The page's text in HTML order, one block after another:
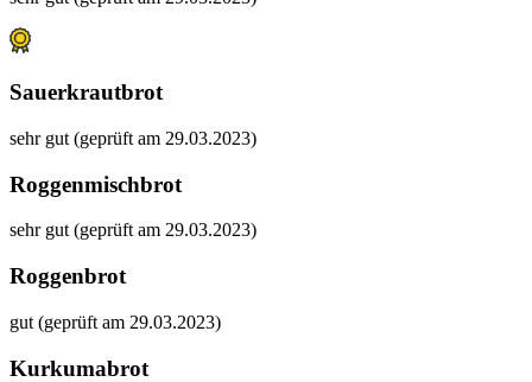
Sauerkrautbrot
sehr gut (geprüft am 29.03.2023)
Roggenmischbrot
sehr gut (geprüft am 29.03.2023)
Roggenbrot
gut (geprüft am 29.03.2023)
Kurkumabrot